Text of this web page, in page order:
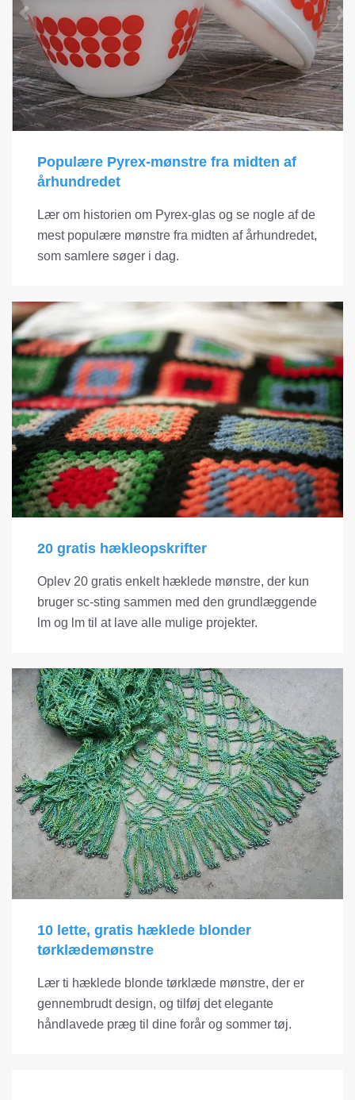
Populære Pyrex-mønstre fra midten af ​​
århundredet
Lær om historien om Pyrex-glas og se nogle af de
mest populære mønstre fra midten af ​​århundredet,
som samlere søger i dag.
20 gratis hækleopskrifter
Oplev 20 gratis enkelt hæklede mønstre, der kun
bruger sc-sting sammen med den grundlæggende
lm og lm til at lave alle mulige projekter.
10 lette, gratis hæklede blonder
tørklædemønstre
Lær ti hæklede blonde tørklæde mønstre, der er
gennembrudt design, og tilføj det elegante
håndlavede præg til dine forår og sommer tøj.